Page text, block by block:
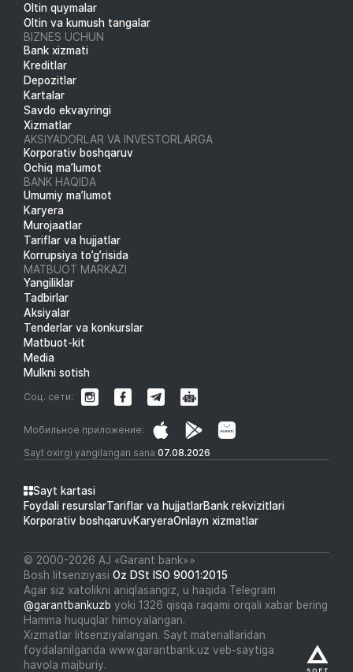
Oltin quymalar
Oltin va kumush tangalar
BIZNES UCHUN
Bank xizmati
Kreditlar
Depozitlar
Kartalar
Savdo ekvayringi
Xizmatlar
AKSIYADORLAR VA INVESTORLARGA
Korporativ boshqaruv
Ochiq ma’lumot
BANK HAQIDA
Umumiy ma’lumot
Karyera
Murojaatlar
Tariflar va hujjatlar
Korrupsiya to’g’risida
MATBUOT MARKAZI
Yangiliklar
Tadbirlar
Aksiyalar
Tenderlar va konkurslar
Matbuot-kit
Media
Mulkni sotish
Sayt oxirgi yangilangan sana 07.08.2026
Мобильное приложение:
Соц. сети:
Sayt kartasi
Foydali resurslarTariflar va hujjatlarBank rekvizitlari
Korporativ boshqaruvKaryeraOnlayn xizmatlar
© 2000-2026 АJ «Garant bank»»
Bosh litsenziyasi Oz DSt ISO 9001:2015
Agar siz xatolikni aniqlasangiz, u haqida Telegram
@garantbankuzb yoki 1326 qisqa raqami orqali xabar bering
Hamma huquqlar himoyalangan.
Xizmatlar litsenziyalangan. Sayt materiallaridan
foydalanilganda www.garantbank.uz veb-saytiga
havola majburiy.